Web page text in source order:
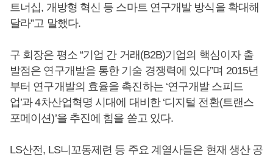
트너십, 개방형 혁신 등 스마트 연구개발 방식을 확대해
달라”고 말했다.
구 회장은 평소 “기업 간 거래(B2B)기업의 핵심이자 출
발점은 연구개발을 통한 기술 경쟁력에 있다”며 2015년
부터 연구개발의 효율을 촉진하는 ‘연구개발 스피드
업’과 4차산업혁명 시대에 대비한 ‘디지털 전환(트랜스
포메이션)’을 추진에 힘을 쏟고 있다.
LS산전, LS니꼬동제련 등 주요 계열사들은 현재 생산 공